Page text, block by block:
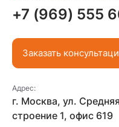
+7 (969) 555
Заказать
Адрес:
г. Москва, ул.
строение 1, офис 619